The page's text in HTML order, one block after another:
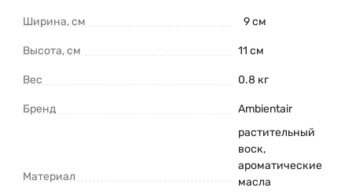
Ширина, см 9 см
Высота, см 11 см
Вес 0.8 кг
Бренд Ambientair
Материал
растительный
воск,
ароматические
масла